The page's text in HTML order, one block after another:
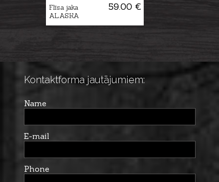
59.00 €
Flīsa jaka
ALASKA
Kontaktforma jautājumiem:
Name
E-mail
Phone